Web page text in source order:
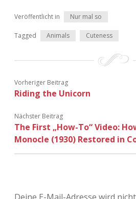
Veröffentlicht in Nur mal so
Tagged Animals Cuteness
Vorheriger Beitrag
Riding the Unicorn
Nächster Beitrag
The First „How-To“ Video:
Monocle (1930) Restored in